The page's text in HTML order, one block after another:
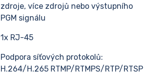
zdroje, více zdrojů nebo výstupního
PGM signálu
1x RJ-45
Podpora síťových protokolů:
H.264/H.265 RTMP/RTMPS/RTP/RTSP